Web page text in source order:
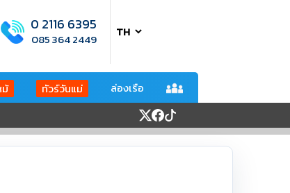
0 2116 6395
085 364 2449
ม้ ทัวร์วันแม่ ล่องเรือ